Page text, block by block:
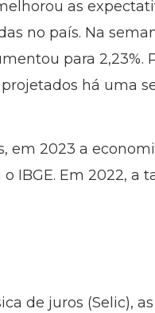
as
no país. Na
para
projetados há uma
em 2023 a
IBGE. Em 2022, a
de juros (Selic),